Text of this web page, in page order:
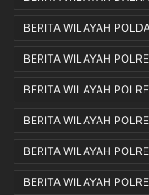
BERITA WILAYAH
BERITA WILAYAH
BERITA WILAYAH
BERITA WILAYAH
BERITA WILAYAH
BERITA WILAYAH